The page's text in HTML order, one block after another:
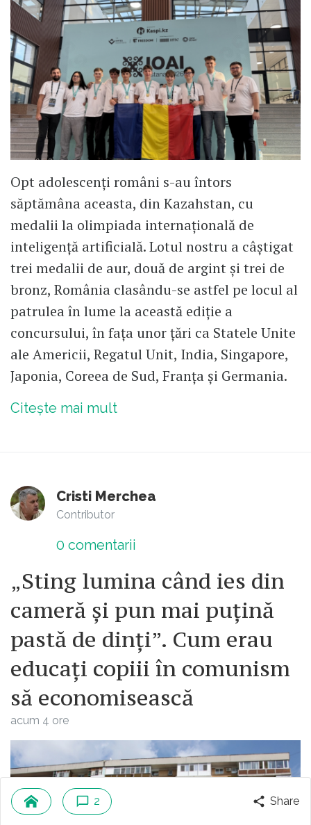
Opt adolescenți români s-au întors
săptămâna aceasta, din Kazahstan, cu
medalii la olimpiada internațională de
inteligență artificială. Lotul nostru a câștigat
trei medalii de aur, două de argint și trei de
bronz, România clasându-se astfel pe locul al
patrulea în lume la această ediție a
concursului, în fața unor țări ca Statele Unite
ale Americii, Regatul Unit, India, Singapore,
Japonia, Coreea de Sud, Franța și Germania.
Citește mai mult
Cristi Merchea
Contributor
0 comentarii
„Sting lumina când ies din
cameră și pun mai puțină
pastă de dinți”. Cum erau
educați copiii în comunism
să economisească
acum 4 ore
2 Share